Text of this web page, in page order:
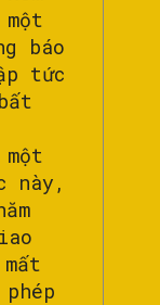
báo
tức
này,